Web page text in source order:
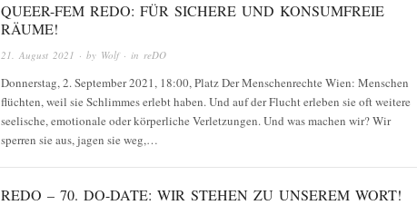
QUEER-FEM REDO: FÜR SICHERE UND KONSUMFREIE
RÄUME!
21. August 2021 · by Wolf· in reDO
Donnerstag, 2. September 2021, 18:00, Platz Der Menschenrechte Wien: Menschen
flüchten, weil sie Schlimmes erlebt haben. Und auf der Flucht erleben sie oft weitere
seelische, emotionale oder körperliche Verletzungen. Und was machen wir? Wir
sperren sie aus, jagen sie weg,…
REDO – 70. DO-DATE: WIR STEHEN ZU UNSEREM WORT!